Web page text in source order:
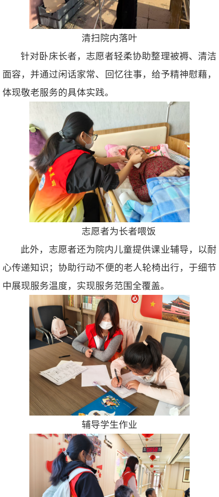
清扫院内落叶
针对卧床长者，志愿者轻柔协助整理被褥、清洁
面容，并通过闲话家常、回忆往事，给予精神慰藉，
体现敬老服务的具体实践。
志愿者为长者喂饭
此外，志愿者还为院内儿童提供课业辅导，以耐
心传递知识；协助行动不便的老人轮椅出行，于细节
中展现服务温度，实现服务范围全覆盖。
辅导学生作业